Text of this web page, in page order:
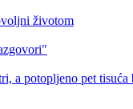
životom
a potopljeno pet